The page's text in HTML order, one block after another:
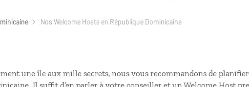
Nos Welcome Hosts en République Dominicaine
une île aux mille secrets, nous vous recommandons de
. Il suffit d’en parler à votre conseiller et un Welcome Host